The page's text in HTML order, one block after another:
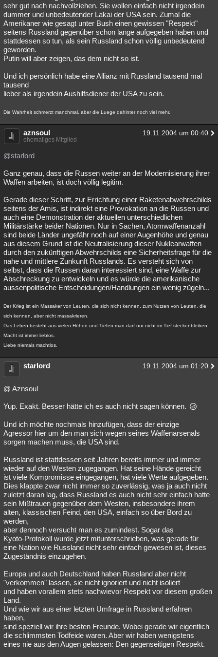
sehr gut nach nachvollziehen. Sie wollen einfach nicht irgendein
dummer und unbedeutender Lakai der USA sein. Zumal die
Amerikaner wie gesagt unter Bush einen gewissen "Respekt"
seitens Russland gegenüber schon lange aufgegeben haben und
stattdessen so tun, als sein Russland schon völlig unbedeutend
geworden.
Putin will aber zeigen, das dem nicht so ist.
Und ich persönlich habe eine Allianz mit Russland tausend mal
tausend
lieber als irgendein Aushilfsdiener der USA zu sein.
Die Wahrheit schmerzt manchmal, aber die Luege dahinter noch viel mehr.
aznsoul 19.11.2004 um 00:40
ehemaliges Mitglied
@starlord
Ganz genau, dass die Russen weiter an der Modernisierung ihrer
Waffen arbeiten, ist doch völlig legitim.
Gerade dieser Schritt, zur Errichtung einer Raketenabwehrschilds
seitens der Amis, ist indirekt eine Provokation an die Russen und
auch eine Demonstration der aktuellen unterschiedlichen
Militärstärke beider Nationen. Nur in Sachen, Atomwaffenanzahl
sind beide Länder ungefähr noch auf einer Augenhöhe und genau
aus diesem Grund ist die Neutralisierung dieser Nuklearwaffen
durch den zukünftigen Abwehrschilds eine Sicherheitsfrage für die
nahe und mittlere Zunkunft Russlands. Es versteht sich von
selbst, dass die Russen daran interessiert sind, eine Waffe zur
Abschreckung zu entwickeln und es würde die amerikanische
aussenpolitische Entscheidungen/Handlungen ein wenig zügeln...
Der Krieg ist ein Massaker von Leuten, die sich nicht kennen, zum Nutzen von Leuten, die
sich kennen, aber nicht massakrieren.
Das Leben besteht aus vielen Höhen und Tiefen man darf nur nicht im Tief steckenbleiben!
Macht ist immer lieblos.
Liebe niemals machtlos.
starlord 19.11.2004 um 01:20
@ Aznsoul
Yup. Exakt. Besser hätte ich es auch nicht sagen können.
Und ich möchte nochmals hinzufügen, dass der einzige
Agressor hier um den man sich wegen seines Waffenarsenals
sorgen machen muss, die USA sind.
Russland ist stattdessen seit Jahren bereits immer und immer
wieder auf den Westen zugegangen. Hat seine Hände gereicht
ist viele Kompromisse eingegangen, hat viele Werte aufgegeben.
Dies klappte zwar nicht immer so zuverlässig, was ja auch nicht
zuletzt daran lag, dass Russland es auch nicht sehr einfach hatte
sein Mißtrauen gegenüber dem Westen, insbesondere ihrem
alten, klassischen Feind, den USA, einfach so über Bord zu
werden,
aber dennoch versucht man es zumindest. Sogar das
Kyoto-Protokoll wurde jetzt mitunterschrieben, was gerade für
eine Nation wie Russland nicht sehr einfach gewesen ist, dieses
Zugeständnis einzugehen.
Europa und auch Deutschland haben Russland aber nicht
"verkommen" lassen, sie nicht ignoriert und nicht isoliert
und haben vorallem stets nachwievor Respekt vor diesem großen
Land.
Und wie wir aus einer letzten Umfrage in Russland erfahren
haben,
sind speziell wir ihre besten Freunde. Wobei gerade wir eigentlich
die schlimmsten Todfeide waren. Aber wir haben wenigstens
eines nie aus den Augen gelassen: Den gegenseitigen Respekt.